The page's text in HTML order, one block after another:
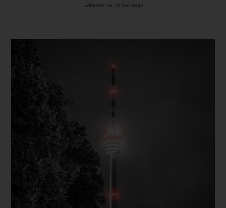
Lieferzeit: ca. 10 Werktage
Dieses Produkt weist mehrere Varianten auf. Die Optionen können auf der Produktseite gewählt werden